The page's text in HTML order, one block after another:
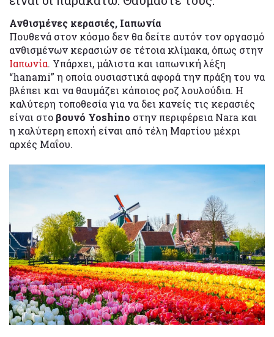
Ανθισμένες κερασιές, Ιαπωνία
Πουθενά στον κόσμο δεν θα δείτε αυτόν τον οργασμό
ανθισμένων κερασιών σε τέτοια κλίμακα, όπως στην
Ιαπωνία. Υπάρχει, μάλιστα και ιαπωνική λέξη
“hanami” η οποία ουσιαστικά αφορά την πράξη του να
βλέπει και να θαυμάζει κάποιος ροζ λουλούδια. Η
καλύτερη τοποθεσία για να δει κανείς τις κερασιές
είναι στο βουνό Yoshino στην περιφέρεια Nara και
η καλύτερη εποχή είναι από τέλη Μαρτίου μέχρι
αρχές Μαΐου.